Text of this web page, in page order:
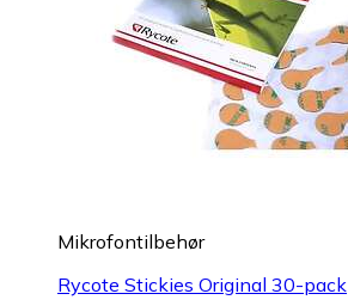
Mikrofontilbehør
Rycote Stickies Original 30-pack